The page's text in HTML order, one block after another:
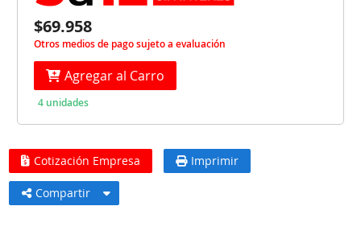
$69.958
Otros medios de pago sujeto a evaluación
Agregar al Carro
4 unidades
Cotización Empresa Imprimir
Compartir